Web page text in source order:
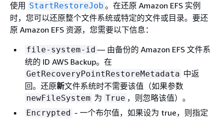
使用 StartRestoreJob 。在还原 Amazon EFS 实例
时，您可以还原整个文件系统或特定的文件或目录。要还
原 Amazon EFS 资源，您需要以下信息：
file-system-id — 由备份的 Amazon EFS 文件系
统的 ID AWS Backup。在
GetRecoveryPointRestoreMetadata 中返
回。还原新文件系统时不需要该值（如果参数
newFileSystem 为 True ，则忽略该值）。
Encrypted - 一个布尔值，如果设为 true，则指定